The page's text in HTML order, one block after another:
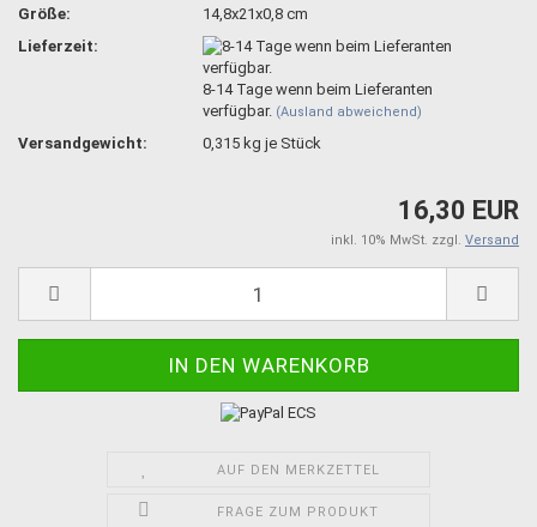
Größe:
14,8x21x0,8 cm
Lieferzeit:
8-14 Tage wenn beim Lieferanten
verfügbar. (Ausland abweichend)
Versandgewicht: 0,315 kg je Stück
16,30 EUR
inkl. 10% MwSt. zzgl. Versand
AUF DEN MERKZETTEL
FRAGE ZUM PRODUKT